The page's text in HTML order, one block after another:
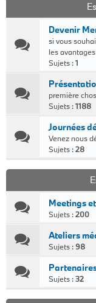
Devenir
si vous
les avantages
Sujets :1
première
Sujets :1188
Journées
Venez nous
Sujets :28
Meetings
Sujets :200
Ateliers
Sujets :98
Sujets :32